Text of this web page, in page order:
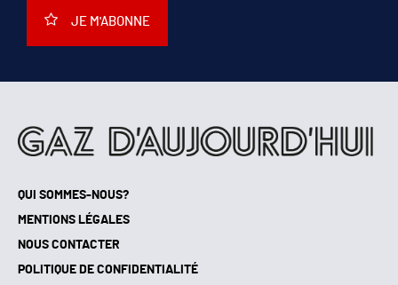
QUI SOMMES-NOUS?
MENTIONS LÉGALES
NOUS CONTACTER
POLITIQUE DE CONFIDENTIALITÉ
JE M'ABONNE